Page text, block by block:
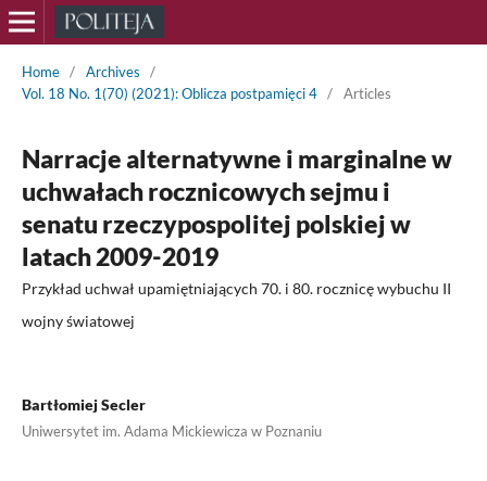
Home / Archives
/
Vol. 18 No. 1(70) (2021): Oblicza postpamięci 4 / Articles
Narracje alternatywne i marginalne w
uchwałach rocznicowych sejmu i
senatu rzeczypospolitej polskiej w
latach 2009-2019
Przykład uchwał upamiętniających 70. i 80. rocznicę wybuchu II
wojny światowej
Bartłomiej Secler
Uniwersytet im. Adama Mickiewicza w Poznaniu